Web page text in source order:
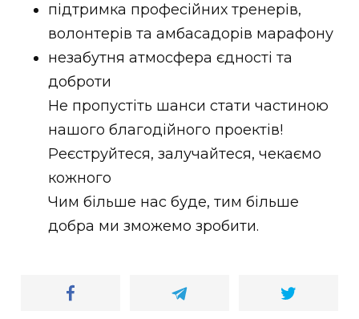
підтримка професійних тренерів,
волонтерів та амбасадорів марафону
незабутня атмосфера єдності та
доброти
Не пропустіть шанси стати частиною
нашого благодійного проектів!
Реєструйтеся, залучайтеся, чекаємо
кожного
Чим більше нас буде, тим більше
добра ми зможемо зробити.